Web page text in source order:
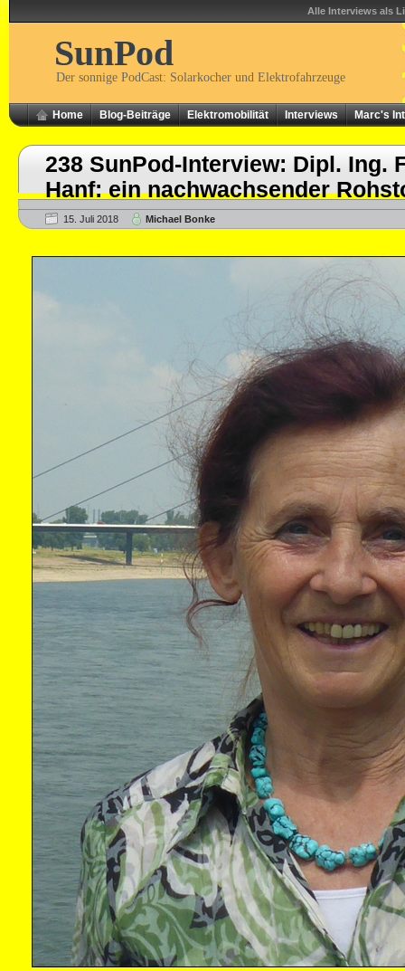
Alle Interviews als
SunPod
Der sonnige PodCast: Solarkocher und Elektrofahrzeuge
Home Blog-Beiträge Elektromobilität Interviews Marc's
238 SunPod-Interview: Dipl. Ing.
Hanf: ein nachwachsender
15. Juli 2018 Michael Bonke